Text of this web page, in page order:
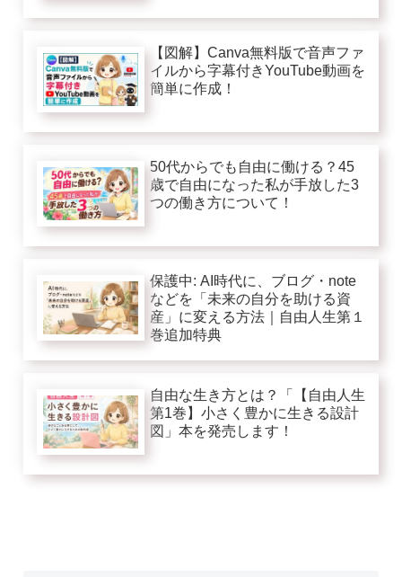
【図解】Canva無料版で音声ファ
イルから字幕付きYouTube動画を
簡単に作成！
50代からでも自由に働ける？45
歳で自由になった私が手放した3
つの働き方について！
保護中: AI時代に、ブログ・note
などを「未来の自分を助ける資
産」に変える方法｜自由人生第１
巻追加特典
自由な生き方とは？「【自由人生
第1巻】小さく豊かに生きる設計
図」本を発売します！